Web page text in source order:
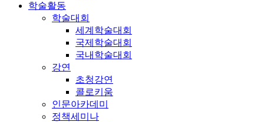
학술활동
학술대회
세계학술대회
국제학술대회
국내학술대회
강연
초청강연
콜로키움
인문아카데미
정책세미나